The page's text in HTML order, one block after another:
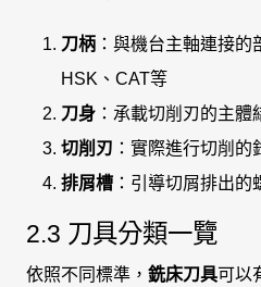
刀柄 ：與機台主軸連接的
HSK、CAT等
刀身 ：承載切削刃的主體
切削刃 ：實際進行切削的
排屑槽 ：引導切屑排出的
2.3 刀具分類一覽
依照不同標準， 銑床刀具可以